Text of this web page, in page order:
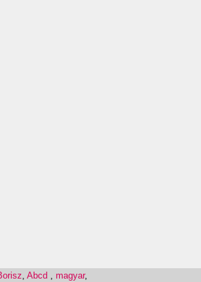
Abcd magyar,